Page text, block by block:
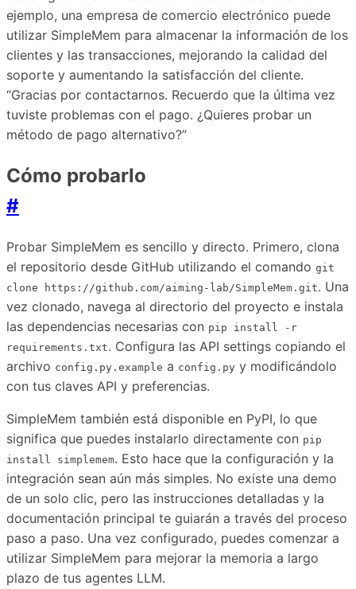
ejemplo, una empresa de comercio electrónico puede
utilizar SimpleMem para almacenar la información de los
clientes y las transacciones, mejorando la calidad del
soporte y aumentando la satisfacción del cliente.
“Gracias por contactarnos. Recuerdo que la última vez
tuviste problemas con el pago. ¿Quieres probar un
método de pago alternativo?”
Cómo probarlo
#
Probar SimpleMem es sencillo y directo. Primero, clona
el repositorio desde GitHub utilizando el comando git
clone https://github.com/aiming-lab/SimpleMem.git. Una
vez clonado, navega al directorio del proyecto e instala
las dependencias necesarias con pip install -r
requirements.txt. Configura las API settings copiando el
archivo config.py.example a config.py y modificándolo
con tus claves API y preferencias.
SimpleMem también está disponible en PyPI, lo que
significa que puedes instalarlo directamente con pip
install simplemem. Esto hace que la configuración y la
integración sean aún más simples. No existe una demo
de un solo clic, pero las instrucciones detalladas y la
documentación principal te guiarán a través del proceso
paso a paso. Una vez configurado, puedes comenzar a
utilizar SimpleMem para mejorar la memoria a largo
plazo de tus agentes LLM.